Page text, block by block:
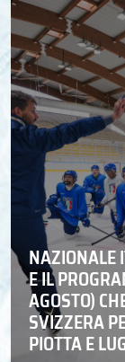
NAZIONALE
E IL
AGOSTO)
SVIZZERA
PIOTTA E